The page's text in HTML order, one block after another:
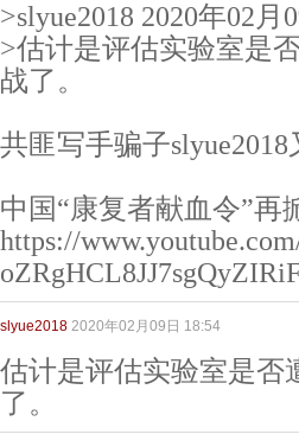
>slyue2018 2020年02月
>估计是评估实验室是
战了。
共匪写手骗子slyue2018
中国“康复者献血令”再
https://
slyue2018 2020年02月09日 18:54
估计是评估实验室是否
了。